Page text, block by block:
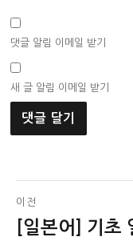
댓글 알림 이메일 받기
새 글 알림 이메일 받기
글
탐
이전
이[일본어] 기초